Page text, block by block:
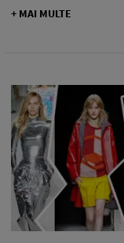
+ MAI MULTE